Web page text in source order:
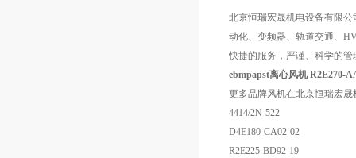
北京恒瑞宏晟机电设备有限
动化、变频器、轨道交通、
快捷的服务，严谨、科学的
ebmpapst离心风机 R2E270-
更多品牌风机在北京恒瑞宏
4414/2N-522
D4E180-CA02-02
R2E225-BD92-19